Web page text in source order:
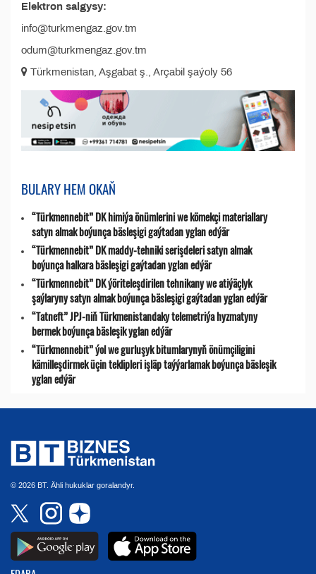
Elektron salgysy:
info@turkmengaz.gov.tm
odum@turkmengaz.gov.tm
Türkmenistan, Aşgabat ş., Arçabil şaýoly 56
BULARY HEM OKAŇ
“Türkmennebit” DK himiýa önümlerini we kömekçi materiallary
satyn almak boýunça bäsleşigi gaýtadan yglan edýär
“Türkmennebit” DK maddy-tehniki serişdeleri satyn almak
boýunça halkara bäsleşigi gaýtadan yglan edýär
“Türkmennebit” DK ýöriteleşdirilen tehnikany we atiýäçlyk
şaýlaryny satyn almak boýunça bäsleşigi gaýtadan yglan edýär
“Tatneft” JPJ-niň Türkmenistandaky telemetriýa hyzmatyny
bermek boýunça bäsleşik yglan edýär
“Türkmennebit” ýol we gurluşyk bitumlarynyň önümçiligini
kämilleşdirmek üçin teklipleri işläp taýýarlamak boýunça bäsleşik
yglan edýär
© 2026 BT. Ähli hukuklar goralandyr.